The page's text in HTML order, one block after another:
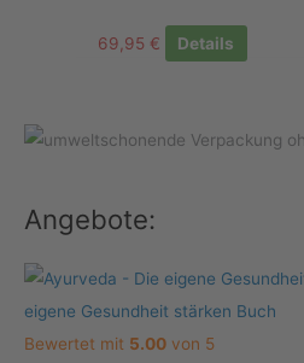
69,95 € Details
Angebote:
eigene Gesundheit stärken Buch
Bewertet mit 5.00 von 5